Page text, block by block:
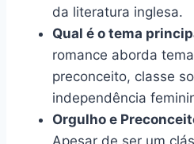
da literatura inglesa.
Qual é o tema
romance aborda
preconceito, classe
independência
Orgulho e